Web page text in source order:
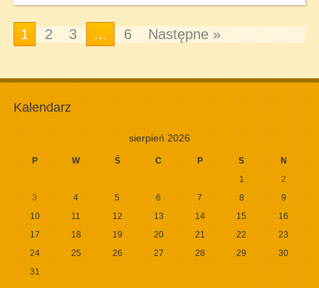
1 2 3 … 6 Następne »
Kalendarz
sierpień 2026
P W Ś C P S N
1
2
3
4 5 6 7 8
9
10
11 12 13 14 15
16
17
18 19 20 21 22
23
24
25 26 27 28 29
30
31